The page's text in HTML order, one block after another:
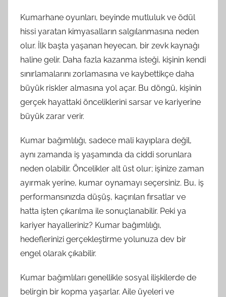
Kumarhane oyunları, beyinde mutluluk ve ödül
hissi yaratan kimyasalların salgılanmasına neden
olur. İlk başta yaşanan heyecan, bir zevk kaynağı
haline gelir. Daha fazla kazanma isteği, kişinin kendi
sınırlamalarını zorlamasına ve kaybettikçe daha
büyük riskler almasına yol açar. Bu döngü, kişinin
gerçek hayattaki önceliklerini sarsar ve kariyerine
büyük zarar verir.
Kumar bağımlılığı, sadece mali kayıplara değil,
aynı zamanda iş yaşamında da ciddi sorunlara
neden olabilir. Öncelikler alt üst olur; işinize zaman
ayırmak yerine, kumar oynamayı seçersiniz. Bu, iş
performansınızda düşüş, kaçırılan fırsatlar ve
hatta işten çıkarılma ile sonuçlanabilir. Peki ya
kariyer hayalleriniz? Kumar bağımlılığı,
hedeflerinizi gerçekleştirme yolunuza dev bir
engel olarak çıkabilir.
Kumar bağımlıları genellikle sosyal ilişkilerde de
belirgin bir kopma yaşarlar. Aile üyeleri ve